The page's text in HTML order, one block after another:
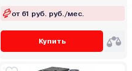
от 61 руб. руб./мес.
Купить